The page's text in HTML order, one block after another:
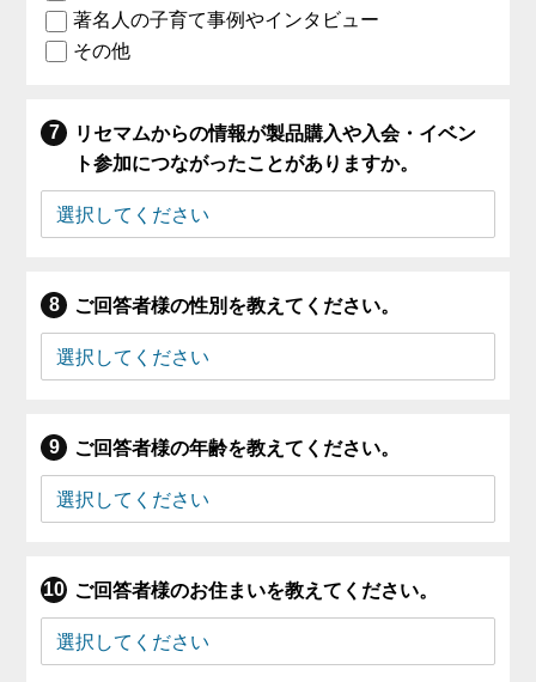
著名人の子育て事例やインタビュー
その他
リセマムからの情報が製品購入や入会・イベン
ト参加につながったことがありますか。
ご回答者様の性別を教えてください。
ご回答者様の年齢を教えてください。
ご回答者様のお住まいを教えてください。